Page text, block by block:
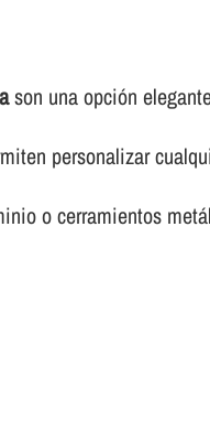
son una opción
personalizar
o cerramientos